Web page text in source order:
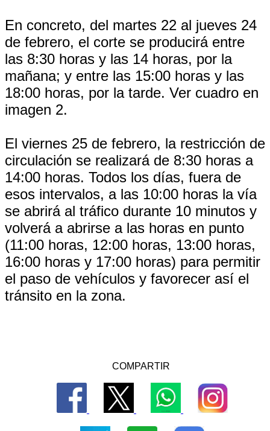
En concreto, del martes 22 al jueves 24
de febrero, el corte se producirá entre
las 8:30 horas y las 14 horas, por la
mañana; y entre las 15:00 horas y las
18:00 horas, por la tarde. Ver cuadro en
imagen 2.
El viernes 25 de febrero, la restricción de
circulación se realizará de 8:30 horas a
14:00 horas. Todos los días, fuera de
esos intervalos, a las 10:00 horas la vía
se abrirá al tráfico durante 10 minutos y
volverá a abrirse a las horas en punto
(11:00 horas, 12:00 horas, 13:00 horas,
16:00 horas y 17:00 horas) para permitir
el paso de vehículos y favorecer así el
tránsito en la zona.
COMPARTIR